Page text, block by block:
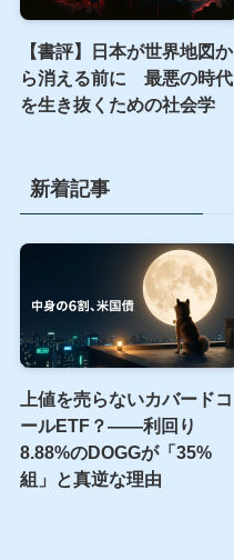
【書評】日本が世界地図か
ら消える前に 最悪の時代
を生き抜くための社会学
新着記事
上値を売らないカバードコ
ールETF？――利回り
8.88%のDOGGが「35%
組」と真逆な理由